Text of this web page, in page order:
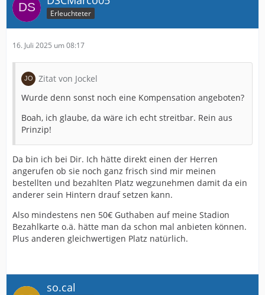
Erleuchteter
16. Juli 2025 um 08:17
Zitat von Jockel
Wurde denn sonst noch eine Kompensation angeboten?
Boah, ich glaube, da wäre ich echt streitbar. Rein aus
Prinzip!
Da bin ich bei Dir. Ich hätte direkt einen der Herren
angerufen ob sie noch ganz frisch sind mir meinen
bestellten und bezahlten Platz wegzunehmen damit da ein
anderer sein Hintern drauf setzen kann.
Also mindestens nen 50€ Guthaben auf meine Stadion
Bezahlkarte o.ä. hätte man da schon mal anbieten können.
Plus anderen gleichwertigen Platz natürlich.
so.cal